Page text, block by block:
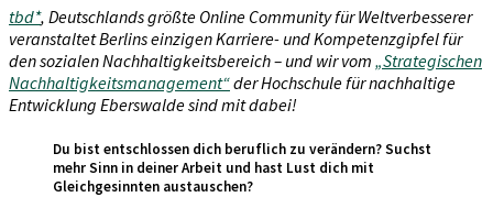
tbd*, Deutschlands größte Online Community für Weltverbesserer
veranstaltet Berlins einzigen Karriere- und Kompetenzgipfel für
den sozialen Nachhaltigkeitsbereich – und wir vom „Strategischen
Nachhaltigkeitsmanagement“der Hochschule für nachhaltige
Entwicklung Eberswalde sind mit dabei!
Du bist entschlossen dich beruflich zu verändern? Suchst
mehr Sinn in deiner Arbeit und hast Lust dich mit
Gleichgesinnten austauschen?